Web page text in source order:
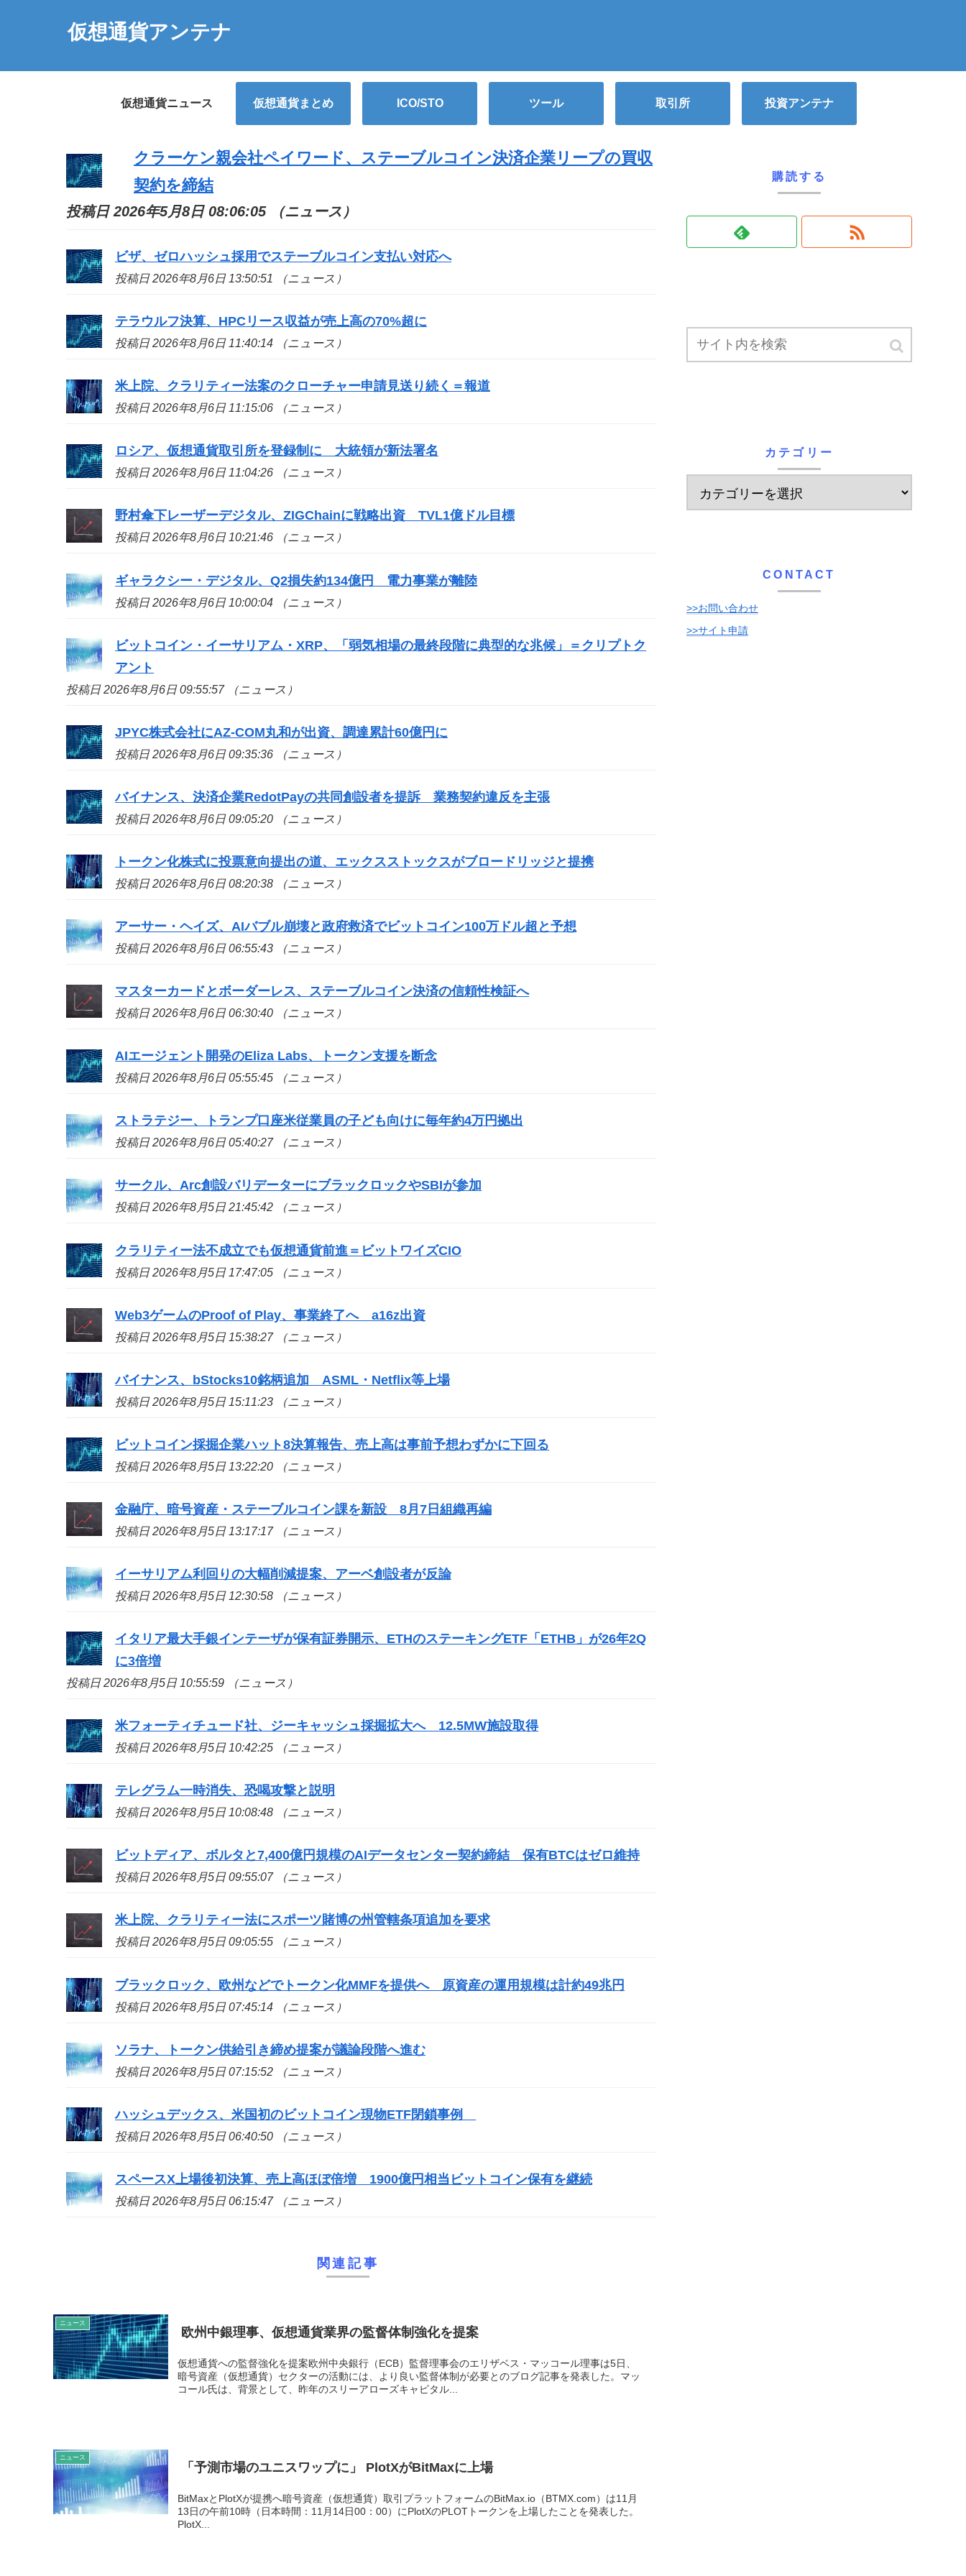
仮想通貨アンテナ
仮想通貨ニュース 仮想通貨まとめ ICO/STO ツール 取引所 投資アンテナ
クラーケン親会社ペイワード、ステーブルコイン決済企業リープの買収
契約を締結
投稿日 2026年5月8日 08:06:05 （ニュース）
ビザ、ゼロハッシュ採用でステーブルコイン支払い対応へ
投稿日 2026年8月6日 13:50:51 （ニュース）
テラウルフ決算、HPCリース収益が売上高の70%超に
投稿日 2026年8月6日 11:40:14 （ニュース）
米上院、クラリティー法案のクローチャー申請見送り続く＝報道
投稿日 2026年8月6日 11:15:06 （ニュース）
ロシア、仮想通貨取引所を登録制に 大統領が新法署名
投稿日 2026年8月6日 11:04:26 （ニュース）
野村傘下レーザーデジタル、ZIGChainに戦略出資 TVL1億ドル目標
投稿日 2026年8月6日 10:21:46 （ニュース）
ギャラクシー・デジタル、Q2損失約134億円 電力事業が離陸
投稿日 2026年8月6日 10:00:04 （ニュース）
ビットコイン・イーサリアム・XRP、「弱気相場の最終段階に典型的な兆候」＝クリプトク
アント
投稿日 2026年8月6日 09:55:57 （ニュース）
JPYC株式会社にAZ-COM丸和が出資、調達累計60億円に
投稿日 2026年8月6日 09:35:36 （ニュース）
バイナンス、決済企業RedotPayの共同創設者を提訴 業務契約違反を主張
投稿日 2026年8月6日 09:05:20 （ニュース）
トークン化株式に投票意向提出の道、エックスストックスがブロードリッジと提携
投稿日 2026年8月6日 08:20:38 （ニュース）
アーサー・ヘイズ、AIバブル崩壊と政府救済でビットコイン100万ドル超と予想
投稿日 2026年8月6日 06:55:43 （ニュース）
マスターカードとボーダーレス、ステーブルコイン決済の信頼性検証へ
投稿日 2026年8月6日 06:30:40 （ニュース）
AIエージェント開発のEliza Labs、トークン支援を断念
投稿日 2026年8月6日 05:55:45 （ニュース）
ストラテジー、トランプ口座米従業員の子ども向けに毎年約4万円拠出
投稿日 2026年8月6日 05:40:27 （ニュース）
サークル、Arc創設バリデーターにブラックロックやSBIが参加
投稿日 2026年8月5日 21:45:42 （ニュース）
クラリティー法不成立でも仮想通貨前進＝ビットワイズCIO
投稿日 2026年8月5日 17:47:05 （ニュース）
Web3ゲームのProof of Play、事業終了へ a16z出資
投稿日 2026年8月5日 15:38:27 （ニュース）
バイナンス、bStocks10銘柄追加 ASML・Netflix等上場
投稿日 2026年8月5日 15:11:23 （ニュース）
ビットコイン採掘企業ハット8決算報告、売上高は事前予想わずかに下回る
投稿日 2026年8月5日 13:22:20 （ニュース）
金融庁、暗号資産・ステーブルコイン課を新設 8月7日組織再編
投稿日 2026年8月5日 13:17:17 （ニュース）
イーサリアム利回りの大幅削減提案、アーベ創設者が反論
投稿日 2026年8月5日 12:30:58 （ニュース）
イタリア最大手銀インテーザが保有証券開示、ETHのステーキングETF「ETHB」が26年2Q
に3倍増
投稿日 2026年8月5日 10:55:59 （ニュース）
米フォーティチュード社、ジーキャッシュ採掘拡大へ 12.5MW施設取得
投稿日 2026年8月5日 10:42:25 （ニュース）
テレグラム一時消失、恐喝攻撃と説明
投稿日 2026年8月5日 10:08:48 （ニュース）
ビットディア、ボルタと7,400億円規模のAIデータセンター契約締結 保有BTCはゼロ維持
投稿日 2026年8月5日 09:55:07 （ニュース）
米上院、クラリティー法にスポーツ賭博の州管轄条項追加を要求
投稿日 2026年8月5日 09:05:55 （ニュース）
ブラックロック、欧州などでトークン化MMFを提供へ 原資産の運用規模は計約49兆円
投稿日 2026年8月5日 07:45:14 （ニュース）
ソラナ、トークン供給引き締め提案が議論段階へ進む
投稿日 2026年8月5日 07:15:52 （ニュース）
ハッシュデックス、米国初のビットコイン現物ETF閉鎖事例
投稿日 2026年8月5日 06:40:50 （ニュース）
スペースX上場後初決算、売上高ほぼ倍増 1900億円相当ビットコイン保有を継続
投稿日 2026年8月5日 06:15:47 （ニュース）
関連記事
ニュース
欧州中銀理事、仮想通貨業界の監督体制強化を提案
仮想通貨への監督強化を提案欧州中央銀行（ECB）監督理事会のエリザベス・マッコール理事は5日、
暗号資産（仮想通貨）セクターの活動には、より良い監督体制が必要とのブログ記事を発表した。マッ
コール氏は、背景として、昨年のスリーアローズキャピタル...
ニュース
「予測市場のユニスワップに」 PlotXがBitMaxに上場
BitMaxとPlotXが提携へ暗号資産（仮想通貨）取引プラットフォームのBitMax.io（BTMX.com）は11月
13日の午前10時（日本時間：11月14日00：00）にPlotXのPLOTトークンを上場したことを発表した。
PlotX...
購読する
カテゴリー
CONTACT
>>お問い合わせ
>>サイト申請